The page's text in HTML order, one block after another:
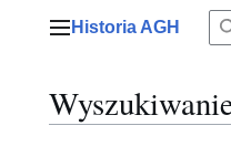
Menu główne
Historia AGH